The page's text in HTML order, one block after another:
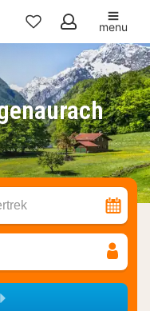
Mijn
favorieten
menu